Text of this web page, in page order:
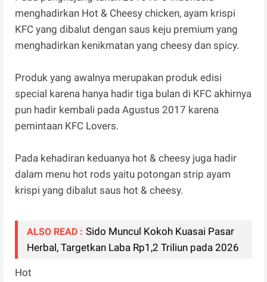
menghadirkan Hot & Cheesy chicken, ayam krispi
KFC yang dibalut dengan saus keju premium yang
menghadirkan kenikmatan yang cheesy dan spicy.
Produk yang awalnya merupakan produk edisi
special karena hanya hadir tiga bulan di KFC akhirnya
pun hadir kembali pada Agustus 2017 karena
pemintaan KFC Lovers.
Pada kehadiran keduanya hot & cheesy juga hadir
dalam menu hot rods yaitu potongan strip ayam
krispi yang dibalut saus hot & cheesy.
ALSO READ : Sido Muncul Kokoh Kuasai Pasar
Herbal, Targetkan Laba Rp1,2 Triliun pada 2026
Hot